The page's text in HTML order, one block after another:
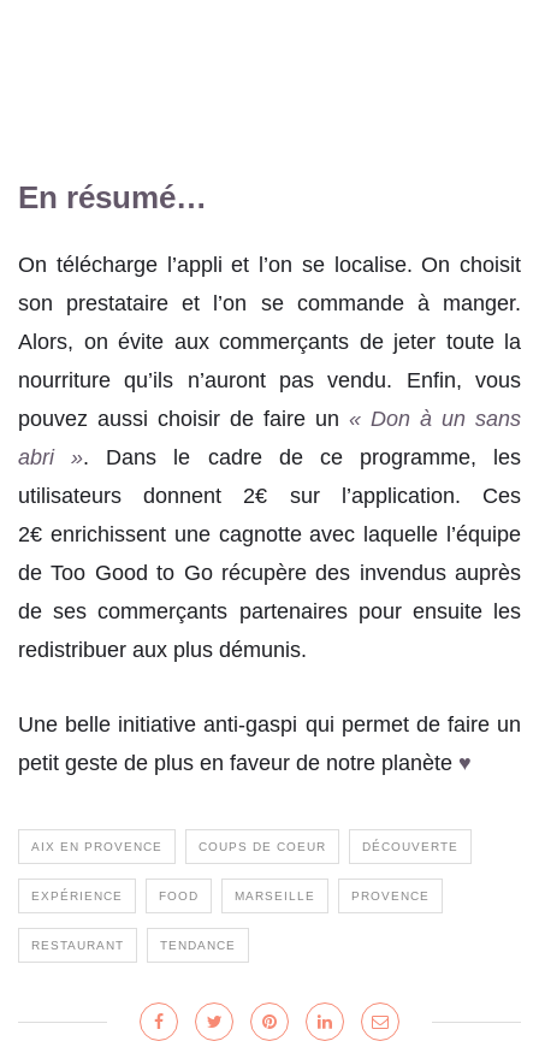
En résumé…
On télécharge l’appli et l’on se localise. On choisit
son prestataire et l’on se commande à manger.
Alors, on évite aux commerçants de jeter toute la
nourriture qu’ils n’auront pas vendu. Enfin, vous
pouvez aussi choisir de faire un « Don à un sans
abri ». Dans le cadre de ce programme, les
utilisateurs donnent 2€ sur l’application. Ces
2€ enrichissent une cagnotte avec laquelle l’équipe
de Too Good to Go récupère des invendus auprès
de ses commerçants partenaires pour ensuite les
redistribuer aux plus démunis.
Une belle initiative anti-gaspi qui permet de faire un
petit geste de plus en faveur de notre planète ♥
AIX EN PROVENCE COUPS DE COEUR DÉCOUVERTE
EXPÉRIENCE FOOD MARSEILLE PROVENCE
RESTAURANT TENDANCE